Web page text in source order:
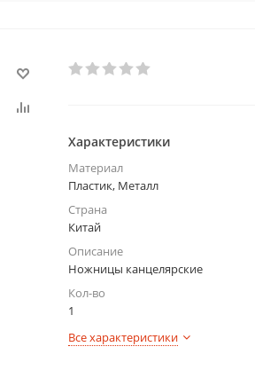
Характеристики
Материал
Пластик, Металл
Страна
Китай
Описание
Ножницы канцелярские
Кол-во
1
Все характеристики